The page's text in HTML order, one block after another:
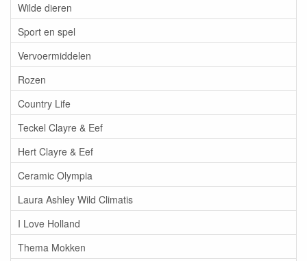
Wilde dieren
Sport en spel
Vervoermiddelen
Rozen
Country Life
Teckel Clayre & Eef
Hert Clayre & Eef
Ceramic Olympia
Laura Ashley Wild Climatis
I Love Holland
Thema Mokken